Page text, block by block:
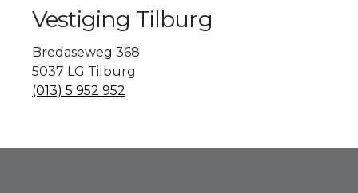
Vestiging Tilburg
Bredaseweg 368
5037 LG Tilburg
(013) 5 952 952